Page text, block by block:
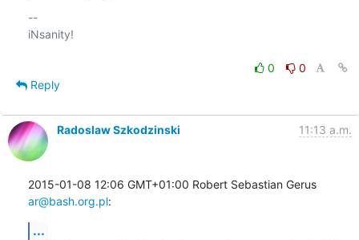
--
iNsanity!
0
0
Reply
Radoslaw Szkodzinski 11:13 a.m.
2015-01-08 12:06 GMT+01:00 Robert Sebastian Gerus
ar@bash.org.pl:
...